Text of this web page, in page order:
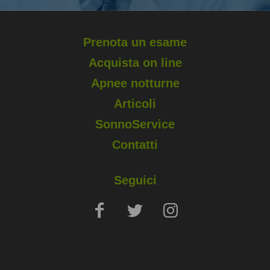
Prenota un esame
Acquista on line
Apnee notturne
Articoli
SonnoService
Contatti
Seguici